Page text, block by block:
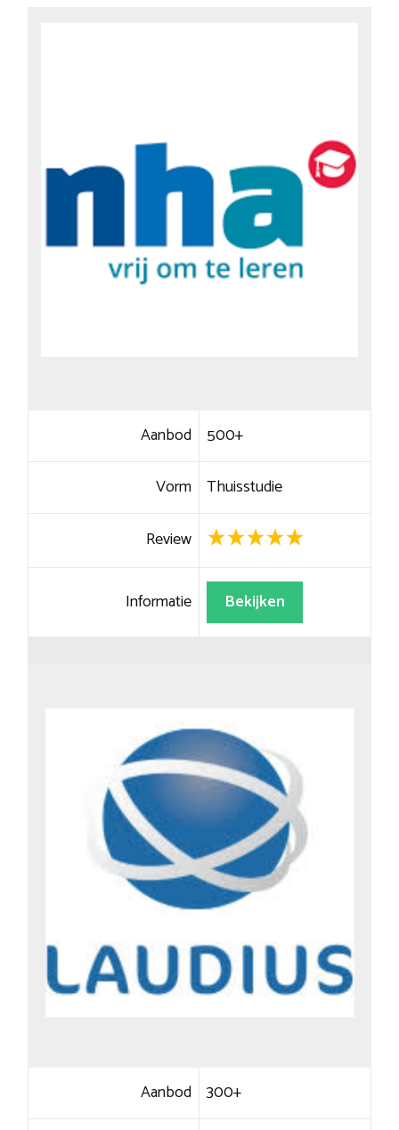
Aanbod 500+
Vorm Thuisstudie
Review
Informatie Bekijken
Aanbod 300+